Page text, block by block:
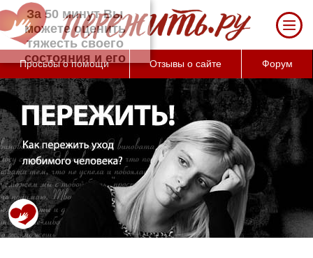
За 50 минут Вы можете оценить тяжесть
своего состояния и его психологические
причины (бесплатно)
Просьбы о помощи Отзывы о сайте Форум